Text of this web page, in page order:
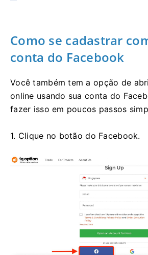
Como se cadastrar
conta do Facebook
Você também tem a opção de
online usando sua conta do
fazer isso em poucos passos
1. Clique no botão do Facebook.